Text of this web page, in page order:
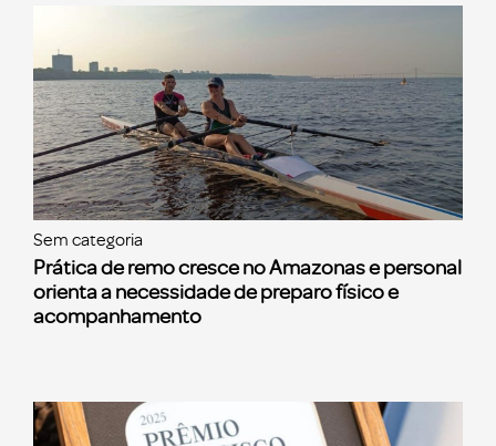
Sem categoria
Prática de remo cresce no Amazonas e personal
orienta a necessidade de preparo físico e
acompanhamento